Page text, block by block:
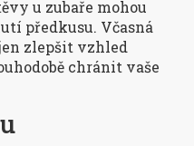
u zubaře mohou
předkusu. Včasná
zlepšit vzhled
chránit vaše